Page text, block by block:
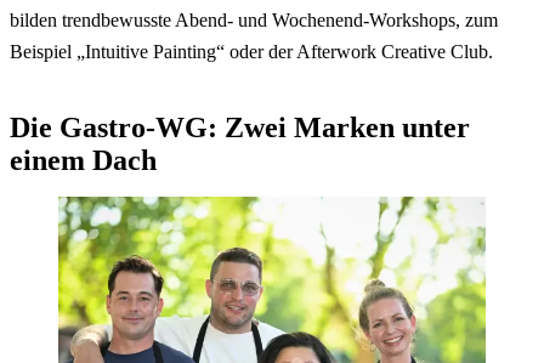
bilden trendbewusste Abend- und Wochenend-Workshops, zum
Beispiel „Intuitive Painting“ oder der Afterwork Creative Club.
Die Gastro-WG: Zwei Marken unter
einem Dach